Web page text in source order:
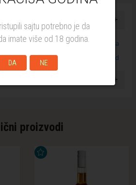
sajtu potrebno je da
imate više od 18 godina.
DA NE
+
Škotska
Blended
+
proizvodi